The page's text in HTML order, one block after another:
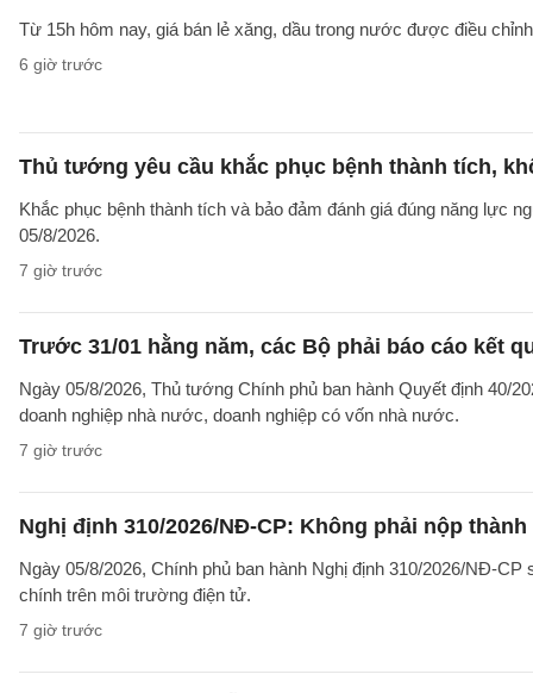
Từ 15h hôm nay, giá bán lẻ xăng, dầu trong nước được điều
6 giờ trước
Thủ tướng yêu cầu khắc phục bệnh thành tích,
Khắc phục bệnh thành tích và bảo đảm đánh giá đúng năng lực
05/8/2026.
7 giờ trước
Trước 31/01 hằng năm, các Bộ phải báo cáo kết
Ngày 05/8/2026, Thủ tướng Chính phủ ban hành Quyết định 40/
doanh nghiệp nhà nước, doanh nghiệp có vốn nhà nước.
7 giờ trước
Nghị định 310/2026/NĐ-CP: Không phải nộp
Ngày 05/8/2026, Chính phủ ban hành Nghị định 310/2026/NĐ-
chính trên môi trường điện tử.
7 giờ trước